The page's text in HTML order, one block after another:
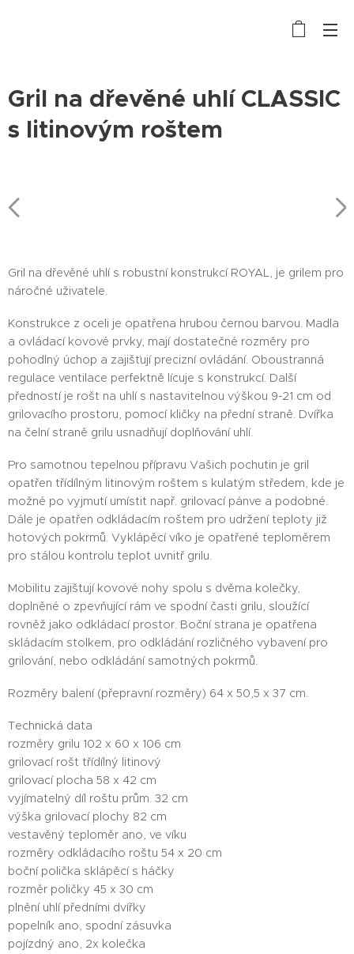
Gril na dřevěné uhlí CLASSIC
s litinovým roštem
Gril na dřevěné uhlí s robustní konstrukcí ROYAL, je grilem pro
náročné uživatele.
Konstrukce z oceli je opatřena hrubou černou barvou. Madla
a ovládací kovové prvky, mají dostatečné rozměry pro
pohodlný úchop a zajišťují precizní ovládání. Oboustranná
regulace ventilace perfektně lícuje s konstrukcí. Další
předností je rošt na uhlí s nastavitelnou výškou 9-21 cm od
grilovacího prostoru, pomocí kličky na přední straně. Dvířka
na čelní straně grilu usnadňují doplňování uhlí.
Pro samotnou tepelnou přípravu Vašich pochutin je gril
opatřen třídílným litinovým roštem s kulatým středem, kde je
možné po vyjmutí umístit např. grilovací pánve a podobné.
Dále je opatřen odkládacím roštem pro udržení teploty již
hotových pokrmů. Vyklápěcí víko je opatřené teploměrem
pro stálou kontrolu teplot uvnitř grilu.
Mobilitu zajištují kovové nohy spolu s dvěma kolečky,
doplněné o zpevňující rám ve spodní časti grilu, sloužící
rovněž jako odkládací prostor. Boční strana je opatřena
skládacím stolkem, pro odkládání rozličného vybavení pro
grilování, nebo odkládání samotných pokrmů.
Rozměry balení (přepravní rozměry) 64 x 50,5 x 37 cm.
Technická data
rozměry grilu 102 x 60 x 106 cm
grilovací rošt třídílný litinový
grilovací plocha 58 x 42 cm
vyjímatelný díl roštu prům. 32 cm
výška grilovací plochy 82 cm
vestavěný teploměr ano, ve víku
rozměry odkládacího roštu 54 x 20 cm
boční polička sklápěcí s háčky
rozměr poličky 45 x 30 cm
plnění uhlí předními dvířky
popelník ano, spodní zásuvka
pojízdný ano, 2x kolečka